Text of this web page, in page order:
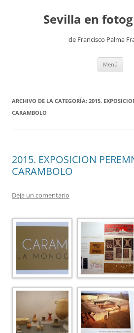
contenidoSevilla en
de Francisco Palma
Menú
ARCHIVO DE LA CATEGORÍA: 2015.
CARAMBOLO
2015. EXPOSICION
CARAMBOLO
Deja un comentario